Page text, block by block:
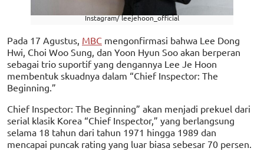
Instagram/ leejehoon_official
Pada 17 Agustus, MBC mengonfirmasi bahwa Lee Dong
Hwi, Choi Woo Sung, dan Yoon Hyun Soo akan berperan
sebagai trio suportif yang dengannya Lee Je Hoon
membentuk skuadnya dalam “Chief Inspector: The
Beginning.”
Chief Inspector: The Beginning” akan menjadi prekuel dari
serial klasik Korea “Chief Inspector,” yang berlangsung
selama 18 tahun dari tahun 1971 hingga 1989 dan
mencapai puncak rating yang luar biasa sebesar 70 persen.